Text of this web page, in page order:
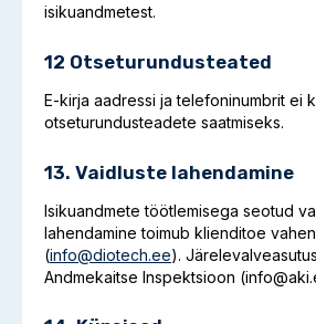
isikuandmetest.
12 Otseturundusteated
E-kirja aadressi ja telefoninumbrit ei
otseturundusteadete saatmiseks.
13. Vaidluste lahendamine
Isikuandmete töötlemisega seotud
lahendamine toimub klienditoe
(info@diotech.ee).
Andmekaitse Inspektsioon